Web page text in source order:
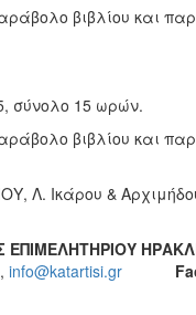
βιβλίου και
σύνολο 15 ωρών.
βιβλίου και
Λ. Ικάρου &
ΕΠΙΜΕΛΗΤΗΡΙΟΥ
info@katartisi.gr